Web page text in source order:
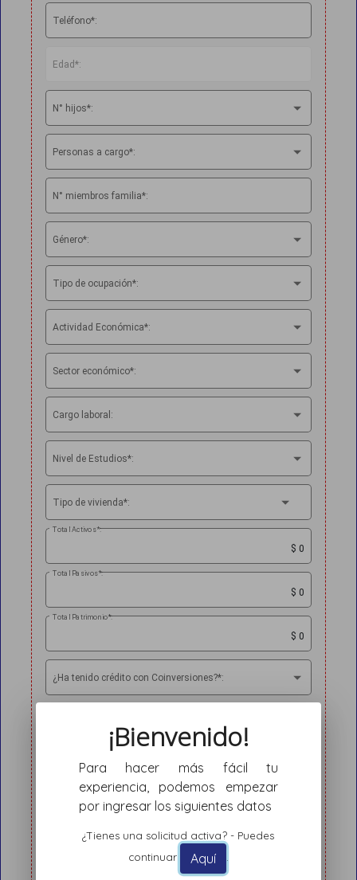
Teléfono*:
Edad*:
N° hijos*:
Personas a cargo*:
N° miembros familia*:
Género*:
Tipo de ocupación*:
Actividad Económica*:
Sector económico*:
Cargo laboral:
Nivel de Estudios*:
Tipo de vivienda*:
Total Activos*:
Total Pasivos*:
Total Patrimonio*:
¿Ha tenido crédito con Coinversiones?*:
Envío de correspondencia*:
Relación de activos
¡Bienvenido!
Para hacer más fácil tu
experiencia, podemos empezar
por ingresar los siguientes datos
¿Tienes una solicitud activa? - Puedes
continuar
Aquí